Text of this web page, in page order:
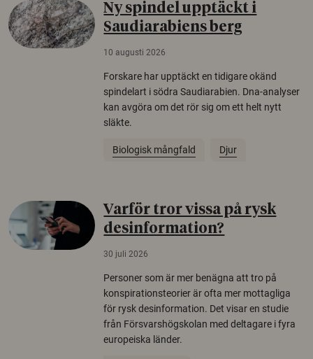
Ny spindel upptäckt i
Saudiarabiens berg
10 augusti 2026
Forskare har upptäckt en tidigare okänd
spindelart i södra Saudiarabien. Dna-analyser
kan avgöra om det rör sig om ett helt nytt
släkte.
Biologisk mångfald Djur
Varför tror vissa på rysk
desinformation?
30 juli 2026
Personer som är mer benägna att tro på
konspirationsteorier är ofta mer mottagliga
för rysk desinformation. Det visar en studie
från Försvarshögskolan med deltagare i fyra
europeiska länder.